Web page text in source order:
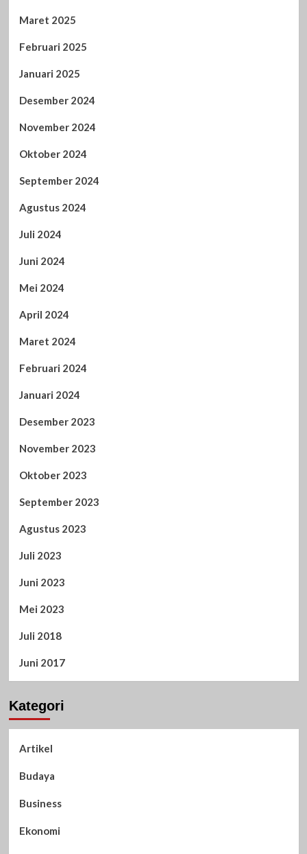
Maret 2025
Februari 2025
Januari 2025
Desember 2024
November 2024
Oktober 2024
September 2024
Agustus 2024
Juli 2024
Juni 2024
Mei 2024
April 2024
Maret 2024
Februari 2024
Januari 2024
Desember 2023
November 2023
Oktober 2023
September 2023
Agustus 2023
Juli 2023
Juni 2023
Mei 2023
Juli 2018
Juni 2017
Kategori
Artikel
Budaya
Business
Ekonomi